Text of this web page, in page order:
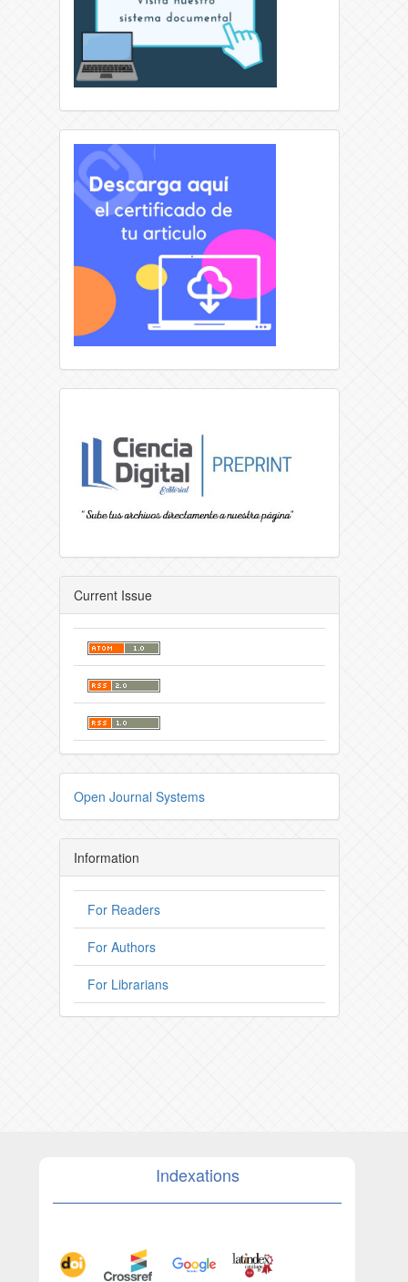
Current Issue
Open Journal Systems
Information
For Readers
For Authors
For Librarians
Indexations